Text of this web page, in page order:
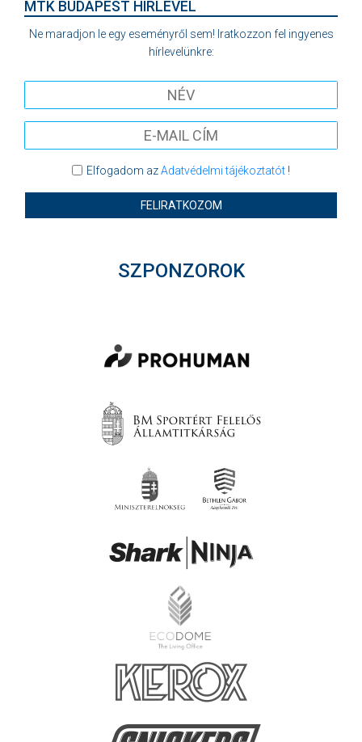
MTK BUDAPEST HÍRLEVÉL
Ne maradjon le egy eseményről sem! Iratkozzon fel ingyenes
hírlevelünkre:
Elfogadom azAdatvédelmi tájékoztatót!
FELIRATKOZOM
SZPONZOROK